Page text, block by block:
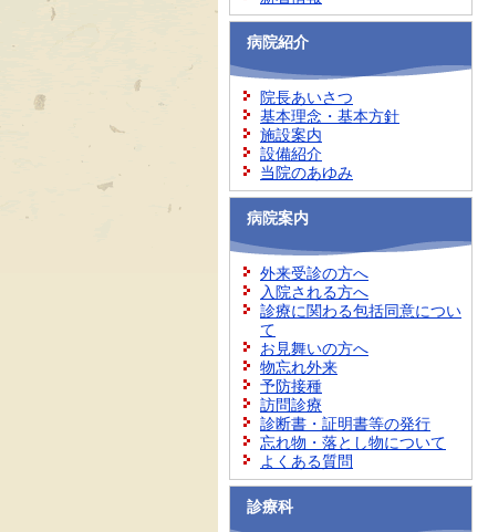
病院紹介
院長あいさつ
基本理念・基本方針
施設案内
設備紹介
当院のあゆみ
病院案内
外来受診の方へ
入院される方へ
診療に関わる包括同意につい
て
お見舞いの方へ
物忘れ外来
予防接種
訪問診療
診断書・証明書等の発行
忘れ物・落とし物について
よくある質問
診療科